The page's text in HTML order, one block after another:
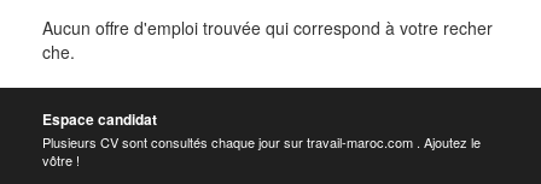
Aucun offre d'emploi trouvée qui correspond à votre recher
che.
Espace candidat
Plusieurs CV sont consultés chaque jour sur travail-maroc.com . Ajoutez le
vôtre !